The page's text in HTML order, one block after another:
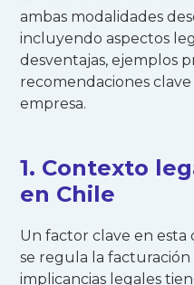
ambas modalidades
incluyendo aspectos
desventajas, ejemplos
recomendaciones
empresa.
1. Contexto
en Chile
Un factor clave en esta
se regula la facturación
implicancias legales